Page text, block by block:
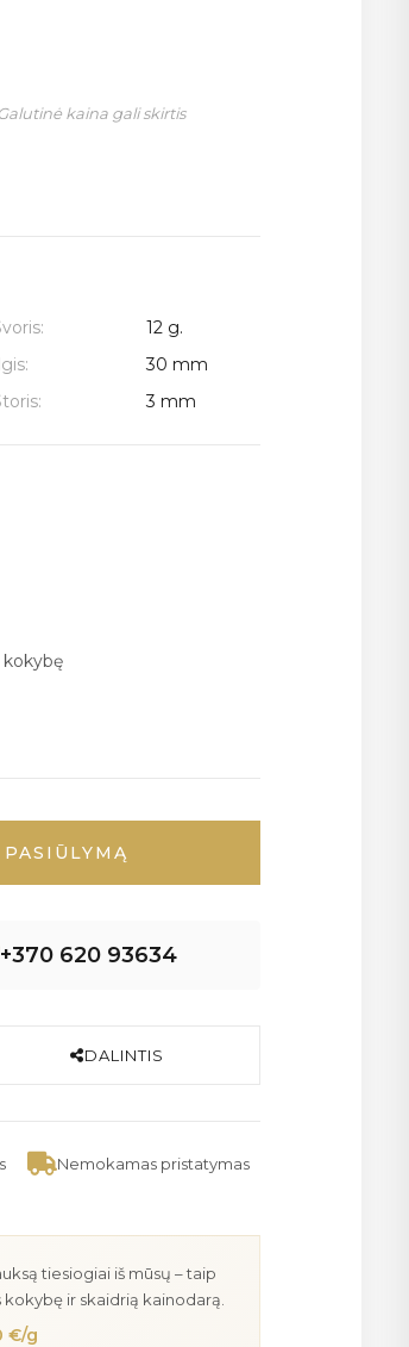
kaina gali skirtis
12 g.
30 mm
3 mm
+370 620 93634
DALINTIS
Nemokamas pristatymas
tiesiogiai iš mūsų – taip
ir skaidrią kainodarą.
€/g